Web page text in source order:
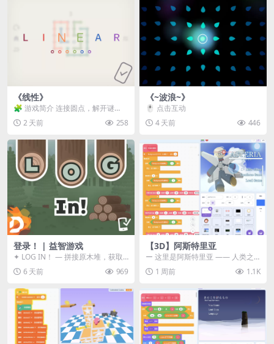
《线性》
🧩 游戏简介 连接圆点，解开谜
题。 ⚠️ 重要提示 所有关卡均可通
关，请确保使用...
2 天前 258
《~波浪~》
🖱️ 点击互动
4 天前
446
登录！ | 益智游戏
✦ LOG IN！ — 拼接原木堆，获取
分数！ ᑕ☲◎ ᑕ☲◎ ᑕ☲◎ ᑕ☲◎ ...
6 天前 969
【3D】阿斯特里亚
ー 这里是阿斯特里亚 —— 人类之
罪与未来希望交汇之地 📖 游戏简
介 《阿斯特里...
1 周前 1.1K